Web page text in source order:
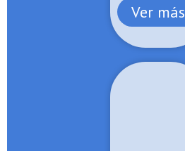
Ver más